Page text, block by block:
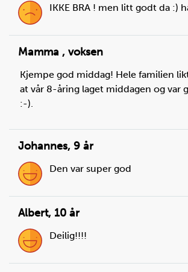
Legg medisterkaker i en ildfast form.
Du trenger
medisterkake:8stk.
IKKE BRA ! men litt godt da :)
Mamma , voksen
Kjempe god middag! Hele familien
at vår 8-åring laget middagen og var
:-).
Johannes, 9 år
Den var super god
Albert, 10 år
Deilig!!!!